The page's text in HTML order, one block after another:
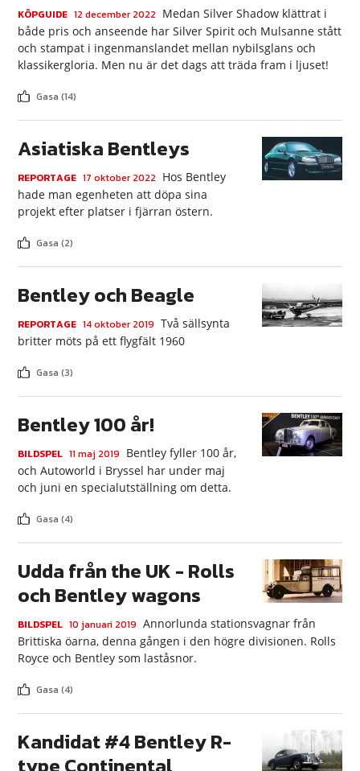
KÖPGUIDE 12 december 2022 Medan Silver Shadow klättrat i
både pris och anseende har Silver Spirit och Mulsanne stått
och stampat i ingenmanslandet mellan nybilsglans och
klassikergloria. Men nu är det dags att träda fram i ljuset!
Gasa (14)
Asiatiska Bentleys
REPORTAGE 17 oktober 2022 Hos Bentley
hade man egenheten att döpa sina
projekt efter platser i fjärran östern.
Gasa (2)
Bentley och Beagle
REPORTAGE 14 oktober 2019 Två sällsynta
britter möts på ett flygfält 1960
Gasa (3)
Bentley 100 år!
BILDSPEL 11 maj 2019 Bentley fyller 100 år,
och Autoworld i Bryssel har under maj
och juni en specialutställning om detta.
Gasa (4)
Udda från the UK - Rolls
och Bentley wagons
BILDSPEL 10 januari 2019 Annorlunda stationsvagnar från
Brittiska öarna, denna gången i den högre divisionen. Rolls
Royce och Bentley som laståsnor.
Gasa (4)
Kandidat #4 Bentley R-